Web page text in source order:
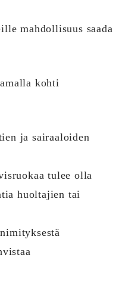
mahdollisuus saada
kohti
ja sairaaloiden
tulee olla
huoltajien tai